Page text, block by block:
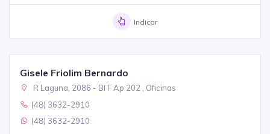
Indicar
Gisele Friolim Bernardo
R Laguna, 2086 - Bl F Ap 202 , Oficinas
(48) 3632-2910
(48) 3632-2910